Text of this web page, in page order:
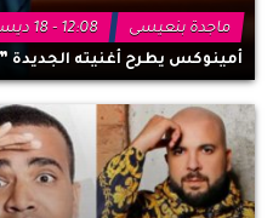
ماجدة بنعيسى
12:08 - 18 ديسمبر 2023
أمينوكس يطرح أغنيته الجديدة ” Alaise” – الفيديو